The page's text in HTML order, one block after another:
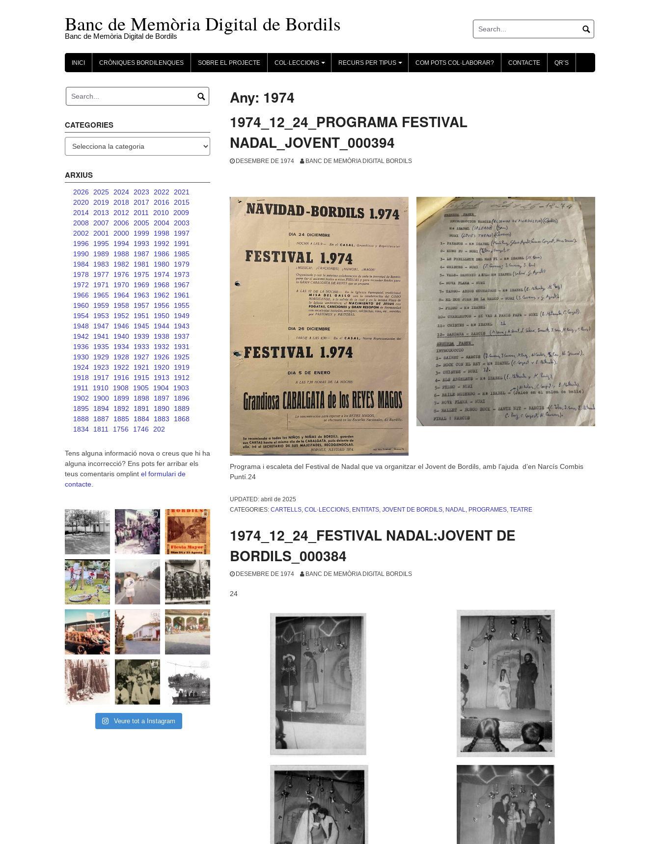
Banc de Memòria Digital de Bordils
Banc de Memòria Digital de Bordils
INICI CRÒNIQUES BORDILENQUES SOBRE EL PROJECTE
+
COL·LECCIONS
+
RECURS PER TIPUS COM POTS COL·LABORAR? CONTACTE QR’S
Any: 1974
1974_12_24_PROGRAMA FESTIVAL
NADAL_JOVENT_000394
DESEMBRE DE 1974 BANC DE MEMÒRIA DIGITAL BORDILS
Programa i escaleta del Festival de Nadal que va organitzar el Jovent de Bordils, amb l’ajuda d’en Narcís Combis
Puntí.24
UPDATED: abril de 2025
CATEGORIES: CARTELLS, COL·LECCIONS, ENTITATS, JOVENT DE BORDILS, NADAL, PROGRAMES, TEATRE
1974_12_24_FESTIVAL NADAL:JOVENT DE
BORDILS_000384
DESEMBRE DE 1974 BANC DE MEMÒRIA DIGITAL BORDILS
24
CATEGORIES
ARXIUS
2026 2025 2024 2023 2022
2021
2020
2019 2018 2017 2016
2015
2014
2013 2012 2011 2010
2009
2008
2007 2006 2005 2004
2003
2002
2001 2000 1999 1998
1997
1996
1995 1994 1993 1992
1991
1990
1989 1988 1987 1986
1985
1984
1983 1982 1981 1980
1979
1978
1977 1976 1975 1974
1973
1972
1971 1970 1969 1968
1967
1966
1965 1964 1963 1962
1961
1960
1959 1958 1957 1956
1955
1954
1953 1952 1951 1950
1949
1948
1947 1946 1945 1944
1943
1942
1941 1940 1939 1938
1937
1936
1935 1934 1933 1932
1931
1930
1929 1928 1927 1926
1925
1924
1923 1922 1921 1920
1919
1918
1917 1916 1915 1913
1912
1911
1910 1908 1905 1904
1903
1902
1900 1899 1898 1897
1896
1895
1894 1892 1891 1890
1889
1888
1887 1885 1884 1883
1868
1834
1811 1756 1746 202
Tens alguna informació nova o creus que hi ha
alguna incorrecció? Ens pots fer arribar els
teus comentaris omplint el formulari de
contacte
Veure tot a Instagram